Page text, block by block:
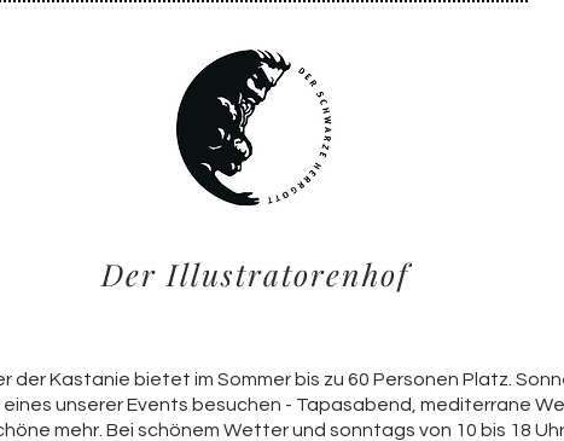
Der Illustratorenhof
der Kastanie bietet im Sommer bis zu 60 Personen Platz.
unserer Events besuchen - Tapasabend, mediterrane
mehr. Bei schönem Wetter und sonntags von 10 bis 18